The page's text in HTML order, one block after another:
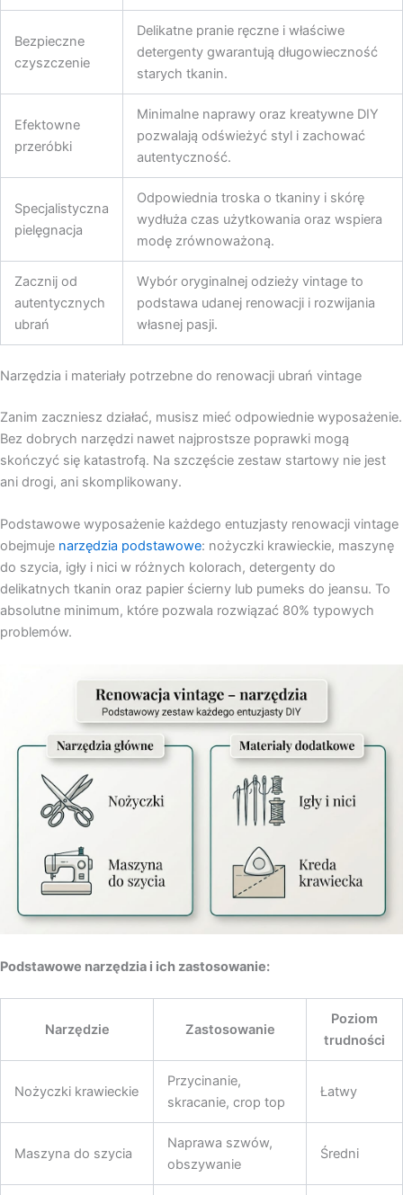
Bezpieczne
czyszczenie
Delikatne pranie ręczne i właściwe
detergenty gwarantują długowieczność
starych tkanin.
Efektowne
przeróbki
Minimalne naprawy oraz kreatywne DIY
pozwalają odświeżyć styl i zachować
autentyczność.
Specjalistyczna
pielęgnacja
Odpowiednia troska o tkaniny i skórę
wydłuża czas użytkowania oraz wspiera
modę zrównoważoną.
Zacznij od
autentycznych
ubrań
Wybór oryginalnej odzieży vintage to
podstawa udanej renowacji i rozwijania
własnej pasji.
Narzędzia i materiały potrzebne do renowacji ubrań vintage
Zanim zaczniesz działać, musisz mieć odpowiednie wyposażenie.
Bez dobrych narzędzi nawet najprostsze poprawki mogą
skończyć się katastrofą. Na szczęście zestaw startowy nie jest
ani drogi, ani skomplikowany.
Podstawowe wyposażenie każdego entuzjasty renowacji vintage
obejmuje narzędzia podstawowe: nożyczki krawieckie, maszynę
do szycia, igły i nici w różnych kolorach, detergenty do
delikatnych tkanin oraz papier ścierny lub pumeks do jeansu. To
absolutne minimum, które pozwala rozwiązać 80% typowych
problemów.
Podstawowe narzędzia i ich zastosowanie:
Narzędzie Zastosowanie
Poziom
trudności
Nożyczki krawieckie
Przycinanie,
skracanie, crop top
Łatwy
Maszyna do szycia
Naprawa szwów,
obszywanie
Średni